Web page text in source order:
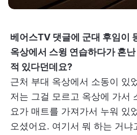
베어스TV 댓글에 군대 후임이
옥상에서 스윙 연습하다가 혼
적 있다던데요?
근처 부대 옥상에서 소동이 있
저는 그걸 모르고 옥상에 가서
요가 매트를 가져가서 누워 있
오셨어요. 여기서 뭐 하는 거냐